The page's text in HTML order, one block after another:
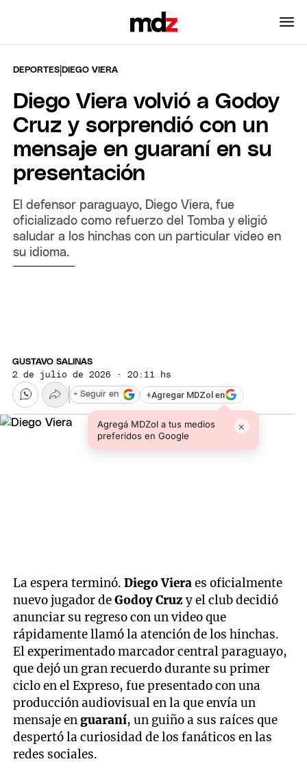
DEPORTES |DIEGO VIERA
Diego Viera volvió a Godoy
Cruz y sorprendió con un
mensaje en guaraní en su
presentación
El defensor paraguayo, Diego Viera, fue
oficializado como refuerzo del Tomba y eligió
saludar a los hinchas con un particular video en
su idioma.
GUSTAVO SALINAS
2 de julio de 2026 · 20:11 hs
+Agregar MDZol en
Agregá MDZol a tus medios
preferidos en Google
×
+ Seguir en
La espera terminó.Diego Vieraes oficialmente
nuevo jugador deGodoy Cruz y el club decidió
anunciar su regreso con un video que
rápidamente llamó la atención de los hinchas.
El experimentado marcador central paraguayo,
que dejó un gran recuerdo durante su primer
ciclo en el Expreso, fue presentado con una
producción audiovisual en la que envía un
mensaje enguaraní, un guiño a sus raíces que
despertó la curiosidad de los fanáticos en las
redes sociales.